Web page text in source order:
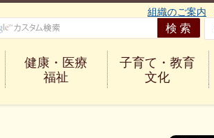
組織のご案内
健康・医療
福祉
子育て・教育
文化